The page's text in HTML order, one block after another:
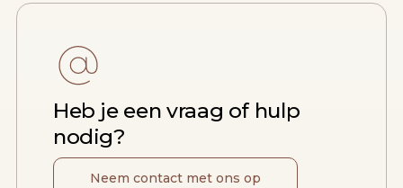
Heb je een vraag of hulp
nodig?
Neem contact met ons op